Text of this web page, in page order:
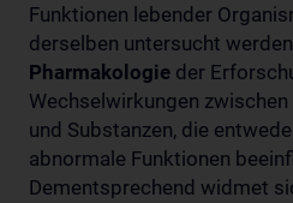
Funktionen lebender
derselben untersucht
Pharmakologie der
Wechselwirkungen
und Substanzen, die
abnormale Funktionen
Dementsprechend widmet